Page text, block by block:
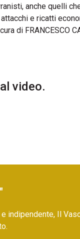
anche quelli
e ricatti
di FRANCESCO
video.
indipendente, Il